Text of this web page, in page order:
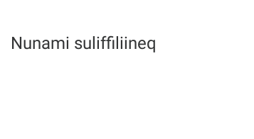
Nunami suliffiliineq